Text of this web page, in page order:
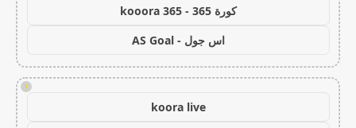
كورة 365 - kooora 365
اس جول - AS Goal
!
koora live